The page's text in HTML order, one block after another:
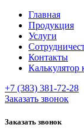
Главная
Продукция
Услуги
Контакты
Калькулятор
+7 (383) 381-72-28
Заказать звонок
Заказать звонок